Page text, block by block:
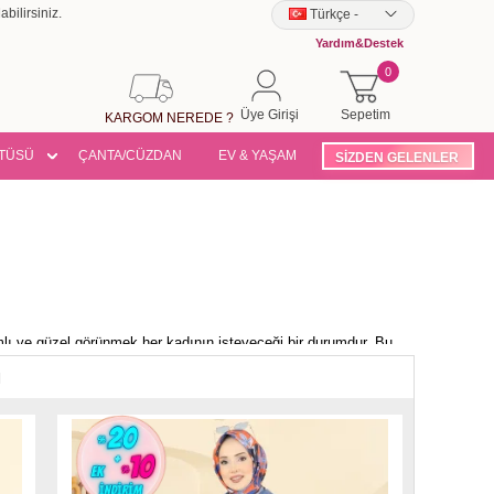
Türkçe -
Yardım&Destek
Sepetim
0
Üye Girişi
KARGOM NEREDE ?
ÇANTA/CÜZDAN EV & YAŞAM SİZDEN GELENLER
ve güzel görünmek her kadının isteyeceği bir durumdur. Bu
içinse inançları gereği dışarıda herhangi bir dış kıyafet
biri
kadınlar için dışarıda dikkat çekmemek önemlidir. Zira dış
hanımların en çok karşılaştıkları ve memnun kaldıkları
kıyafetler bulabilecektir. Üstelik buradaki dış giyim türleri
kıyafetler de bulmak mümkündür.